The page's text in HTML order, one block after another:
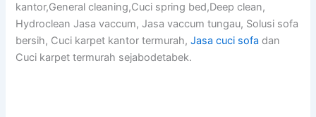
kantor,General cleaning,Cuci spring bed,Deep clean,
Hydroclean Jasa vaccum, Jasa vaccum tungau, Solusi sofa
bersih, Cuci karpet kantor termurah,Jasa cuci sofa dan
Cuci karpet termurah sejabodetabek.